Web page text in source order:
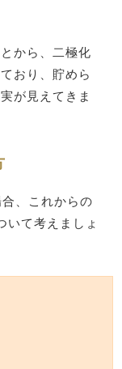
から、二極化
おり、貯めら
が見えてきま
、これからの
いて考えましょ